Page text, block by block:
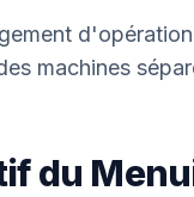
machines
du